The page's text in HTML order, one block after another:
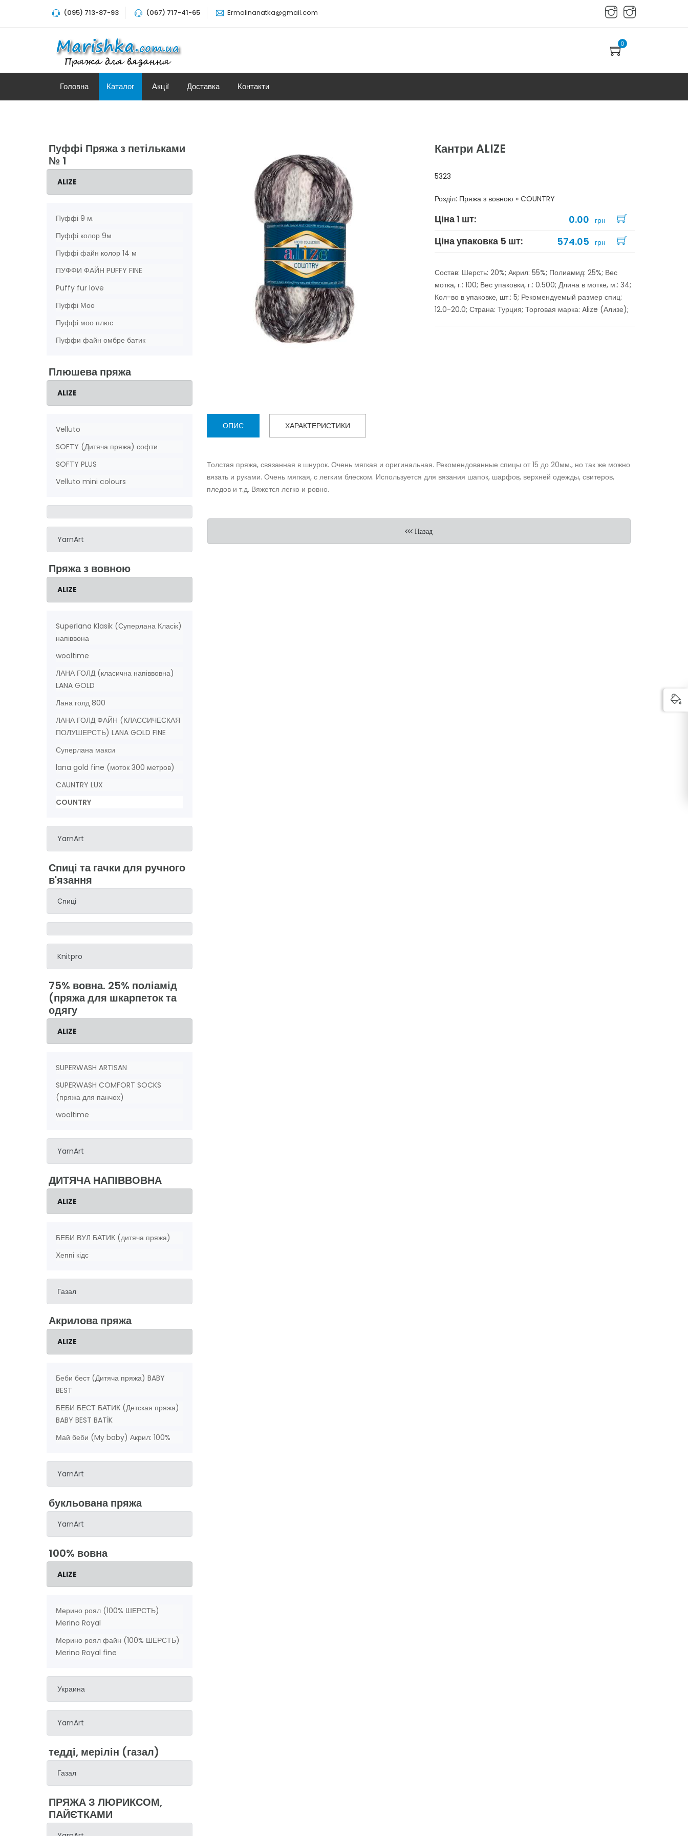
(095) 713-87-93 (067) 717-41-65 Ermolinanatka@gmail.com
0
Головна Каталог Акції Доставка Контакти
Пуффі Пряжа з петільками
№ 1
ALIZE
Пуффі 9 м.
Пуффі колор 9м
Пуффі файн колор 14 м
ПУФФИ ФАЙН PUFFY FINE
Puffy fur love
Пуффі Моо
Пуффі моо плюс
Пуффи файн омбре батик
Плюшева пряжа
ALIZE
Velluto
SOFTY (Дитяча пряжа) софти
SOFTY PLUS
Velluto mini colours
YarnArt
Пряжа з вовною
ALIZE
Superlana Klasik (Суперлана Класік)
напіввона
wooltime
ЛАНА ГОЛД (класична напіввовна)
LANA GOLD
Лана голд 800
ЛАНА ГОЛД ФАЙН (КЛАССИЧЕСКАЯ
ПОЛУШЕРСТЬ) LANA GOLD FINE
Суперлана макси
lana gold fine (моток 300 метров)
CAUNTRY LUX
COUNTRY
YarnArt
Спиці та гачки для ручного
в'язання
Спиці
Knitpro
75% вовна. 25% поліамід
(пряжа для шкарпеток та
одягу
ALIZE
SUPERWASH ARTISAN
SUPERWASH COMFORT SOCKS
(пряжа для панчох)
wooltime
YarnArt
ДИТЯЧА НАПІВВОВНА
ALIZE
БЕБИ ВУЛ БАТИК (дитяча пряжа)
Хеппі кідс
Газал
Акрилова пряжа
ALIZE
Беби бест (Дитяча пряжа) BABY
BEST
БЕБИ БЕСТ БАТИК (Детская пряжа)
BABY BEST BATİK
Май беби (My baby) Акрил: 100%
YarnArt
букльована пряжа
YarnArt
100% вовна
ALIZE
Мерино роял (100% ШЕРСТЬ)
Merino Royal
Мерино роял файн (100% ШЕРСТЬ)
Merino Royal fine
Украина
YarnArt
тедді, мерілін (газал)
Газал
ПРЯЖА З ЛЮРИКСОМ,
ПАЙЄТКАМИ
Кантри ALIZE
5323
Розділ: Пряжа з вовною » COUNTRY
Ціна 1 шт: 0.00 грн
Ціна упаковка 5 шт: 574.05 грн
Состав: Шерсть: 20%; Акрил: 55%; Полиамид: 25%; Вес
мотка, г.: 100; Вес упаковки, г.: 0.500; Длина в мотке, м.: 34;
Кол-во в упаковке, шт.: 5; Рекомендуемый размер спиц:
12.0-20.0; Страна: Турция; Торговая марка: Alize (Ализе);
ОПИС ХАРАКТЕРИСТИКИ
Толстая пряжа, связанная в шнурок. Очень мягкая и оригинальная. Рекомендованные спицы от 15 до 20мм., но так же можно
вязать и руками. Очень мягкая, с легким блеском. Используется для вязания шапок, шарфов, верхней одежды, свитеров,
пледов и т.д. Вяжется легко и ровно.
Назад